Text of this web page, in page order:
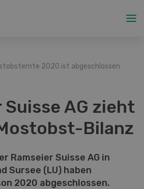
2020 ist abgeschlossen
Suisse AG zieht
Bilanz
Ramseier Suisse AG in
Sursee (LU) haben
2020 abgeschlossen.